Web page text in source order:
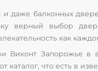
даже балконных
верный выбор
как
Виконт Запорожье в
каталог, что есть в